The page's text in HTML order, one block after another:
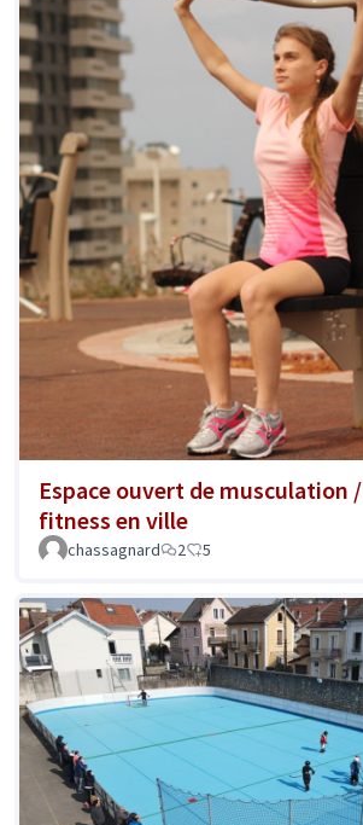
Espace ouvert de musculation /
fitness en ville
chassagnard 2 5